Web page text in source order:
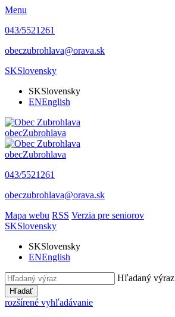
Menu
043/5521261
obeczubrohlava@orava.sk
SKSlovensky
SKSlovensky
ENEnglish
obecZubrohlava
obecZubrohlava
043/5521261
obeczubrohlava@orava.sk
Mapa webu RSS Verzia pre seniorov
SKSlovensky
SKSlovensky
ENEnglish
Hľadaný výraz
Hľadať
rozšírené vyhľadávanie